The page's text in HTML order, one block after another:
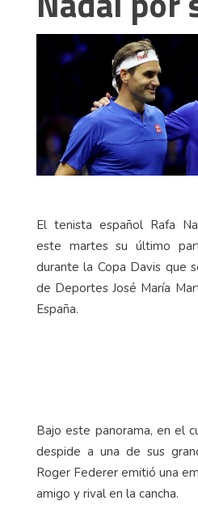
El tenista español Rafa
este martes su último
durante la Copa Davis que
de Deportes José María
España.
Bajo este panorama, en el
despide a una de sus
Roger Federer emitió una
amigo y rival en la cancha.